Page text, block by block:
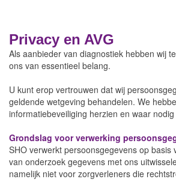
Privacy en AVG
Als aanbieder van diagnostiek hebben wij
ons van essentieel belang.
U kunt erop vertrouwen dat wij
geldende wetgeving behandelen. We
informatiebeveiliging herzien en waar
Grondslag voor verwerking
SHO verwerkt persoonsgegevens op
van onderzoek gegevens met ons
namelijk niet voor zorgverleners die